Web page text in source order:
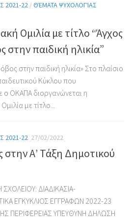
2021-22 /ΘΈΜΑΤΑ ΨΥΧΟΛΟΓΊΑΣ
Ομιλία με τίτλο “Άγχος
στην παιδική ηλικία”
στην παιδική ηλικία» Στο πλαίσιο
Κύκλου που
ΟΚΑΠΑ διοργανώνεται η
με τίτλο...
2021-22 27/02/2022
στην Α’ Τάξη Δημοτικού
ΔΙΑΔΙΚΑΣΙΑ-
ΕΓΚΥΚΛΙΟΣ ΕΓΓΡΑΦΩΝ 2022-23
ΠΕΡΙΦΕΡΕΙΑΣ ΥΠΕΥΘΥΝΗ ΔΗΛΩΣΗ